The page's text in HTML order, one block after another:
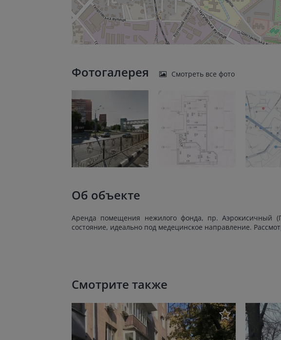
Фотогалерея Смотреть все фото
Об объекте
Аренда помещения нежилого фонда, пр. Аэрокисичный
состояние, идеально под медецинское направление.
Смотрите также